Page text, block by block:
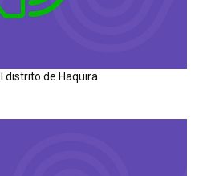
distrito de Haquira